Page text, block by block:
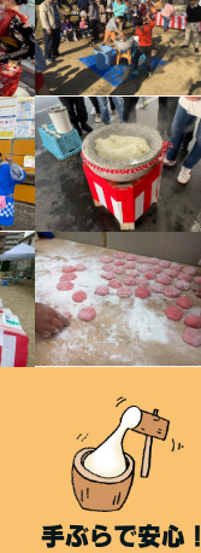
手ぶらで安心！